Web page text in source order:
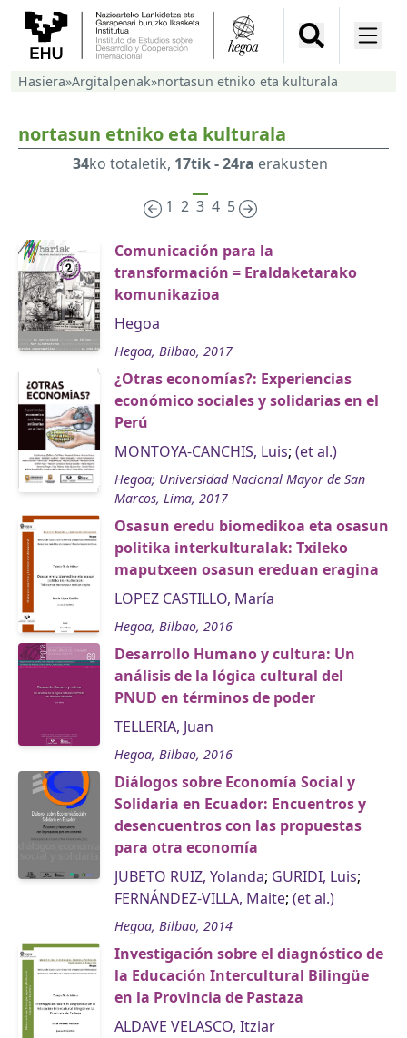
Hasiera»Argitalpenak»nortasun etniko eta kulturala
nortasun etniko eta kulturala
34ko totaletik, 17tik - 24ra erakusten
1 2 3 4 5
Comunicación para la
transformación = Eraldaketarako
komunikazioa
Hegoa
Hegoa, Bilbao, 2017
¿Otras economías?: Experiencias
económico sociales y solidarias en el
Perú
MONTOYA-CANCHIS, Luis; (et al.)
Hegoa; Universidad Nacional Mayor de San
Marcos, Lima, 2017
Osasun eredu biomedikoa eta osasun
politika interkulturalak: Txileko
maputxeen osasun ereduan eragina
LOPEZ CASTILLO, María
Hegoa, Bilbao, 2016
Desarrollo Humano y cultura: Un
análisis de la lógica cultural del
PNUD en términos de poder
TELLERIA, Juan
Hegoa, Bilbao, 2016
Diálogos sobre Economía Social y
Solidaria en Ecuador: Encuentros y
desencuentros con las propuestas
para otra economía
JUBETO RUIZ, Yolanda; GURIDI, Luis;
FERNÁNDEZ-VILLA, Maite; (et al.)
Hegoa, Bilbao, 2014
Investigación sobre el diagnóstico de
la Educación Intercultural Bilingüe
en la Provincia de Pastaza
ALDAVE VELASCO, Itziar